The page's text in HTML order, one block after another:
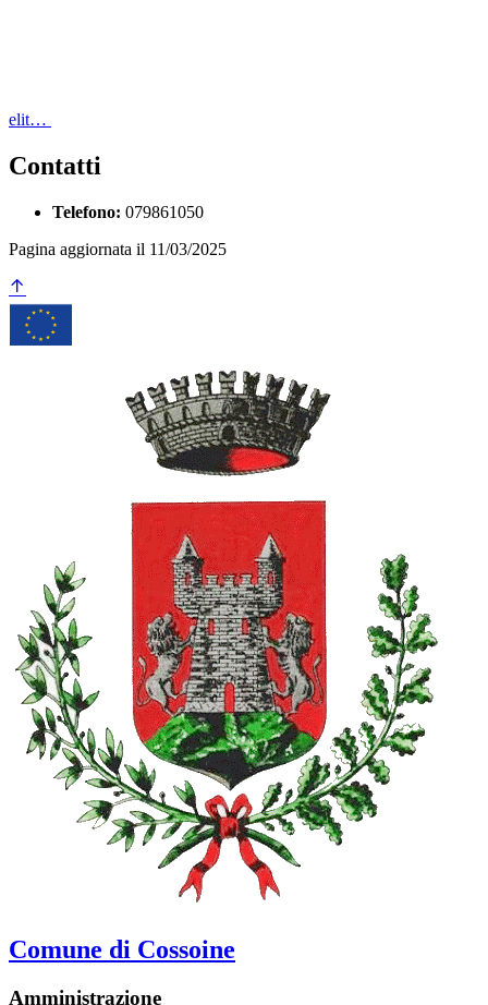
elit…
Contatti
Telefono: 079861050
Pagina aggiornata il 11/03/2025
Comune di Cossoine
Amministrazione